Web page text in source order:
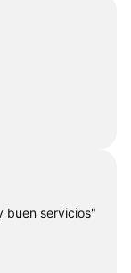
buen servicios"